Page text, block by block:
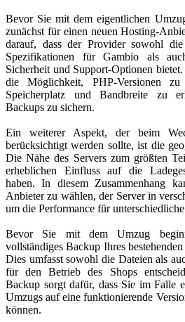
Bevor Sie mit dem eigentlichen
zunächst für einen neuen Hosting-
darauf, dass der Provider sowohl die
Spezifikationen für Gambio als
Sicherheit und Support-Optionen
die Möglichkeit, PHP-Versionen zu
Speicherplatz und Bandbreite zu
Backups zu sichern.
Ein weiterer Aspekt, der beim
berücksichtigt werden sollte, ist die
Die Nähe des Servers zum größten
erheblichen Einfluss auf die
haben. In diesem Zusammenhang
Anbieter zu wählen, der Server in
um die Performance für
Bevor Sie mit dem Umzug
vollständiges Backup Ihres
Dies umfasst sowohl die Dateien als
für den Betrieb des Shops
Backup sorgt dafür, dass Sie im Falle
Umzugs auf eine funktionierende
können.